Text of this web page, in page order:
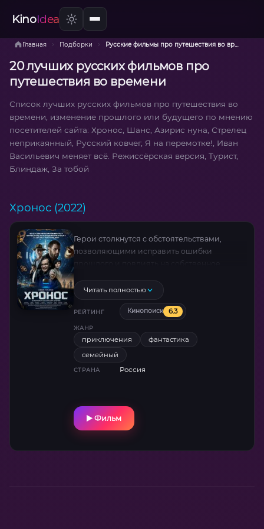
KinoIdea
Главная › Подборки ›
20 лучших русских фильмов про
путешествия во времени
Список лучших русских фильмов про путешествия во
времени, изменение прошлого или будущего по мнению
посетителей сайта: Хронос, Шанс, Азирис нуна, Стрелец
неприкаянный, Русский ковчег, Я на перемотке!, Иван
Васильевич меняет всё. Режиссёрская версия, Турист,
Блиндаж, За тобой
Хронос (2022)
Герои столкнутся с обстоятельствами,
позволяющими исправить ошибки
Читать полностью
РЕЙТИНГ Кинопоиск 6.3
ЖАНР
приключения
фантастика
семейный
СТРАНА Россия
Фильм